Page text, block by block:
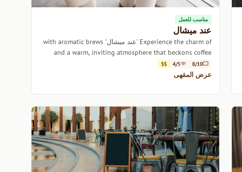
مناسب للعمل
عند ميشال
Experience the charm of 'عند ميشال' with aromatic brews
and a warm, inviting atmosphere that beckons coffee
lovers and casual visitors alike.
8/10
4/5
$$
عرض المقهى